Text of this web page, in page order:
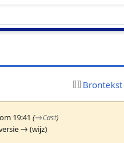
19:41(→Cast)
→ (wijz)